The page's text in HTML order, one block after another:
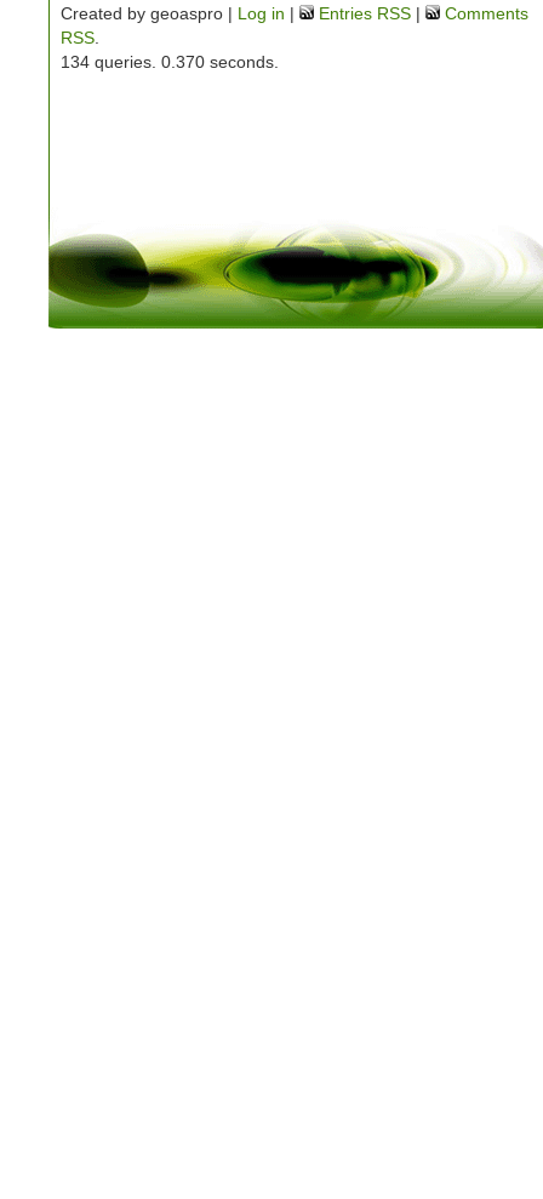
Created by geoaspro | Log in | Entries RSS |
Comments
RSS
134 queries. 0.370 seconds.